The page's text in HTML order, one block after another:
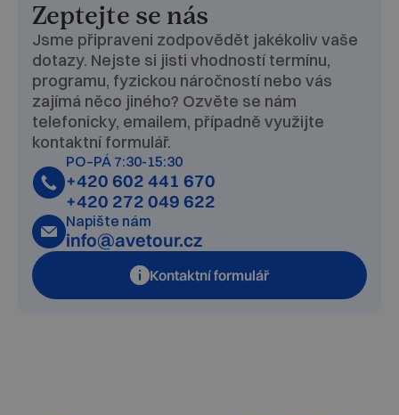
Zeptejte se nás
Jsme připraveni zodpovědět jakékoliv vaše
dotazy. Nejste si jisti vhodností termínu,
programu, fyzickou náročností nebo vás
zajímá něco jiného? Ozvěte se nám
telefonicky, emailem, případně využijte
kontaktní formulář.
PO–PÁ 7:30-15:30
+420 602 441 670
+420 272 049 622
Napište nám
info@avetour.cz
Kontaktní formulář